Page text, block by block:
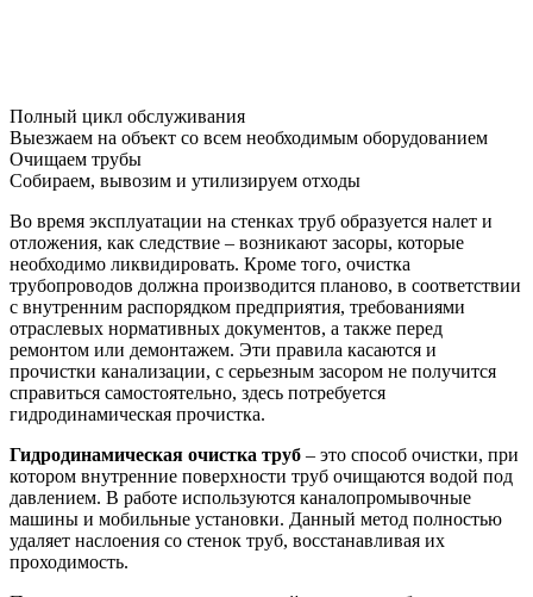
Полный цикл обслуживания
Выезжаем на объект со всем необходимым оборудованием
Очищаем трубы
Собираем, вывозим и утилизируем отходы
Во время эксплуатации на стенках труб образуется налет и
отложения, как следствие – возникают засоры, которые
необходимо ликвидировать. Кроме того, очистка
трубопроводов должна производится планово, в соответствии
с внутренним распорядком предприятия, требованиями
отраслевых нормативных документов, а также перед
ремонтом или демонтажем. Эти правила касаются и
прочистки канализации, с серьезным засором не получится
справиться самостоятельно, здесь потребуется
гидродинамическая прочистка.
Гидродинамическая очистка труб – это способ очистки, при
котором внутренние поверхности труб очищаются водой под
давлением. В работе используются каналопромывочные
машины и мобильные установки. Данный метод полностью
удаляет наслоения со стенок труб, восстанавливая их
проходимость.